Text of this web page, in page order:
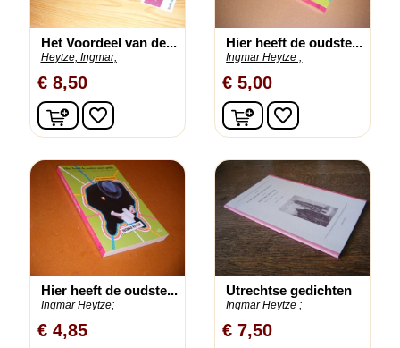
Het Voordeel van de...
Heytze, Ingmar;
€ 8,50
In winkelwagen
favorite_border
Hier heeft de oudste...
Ingmar Heytze ;
€ 5,00
In winkelwagen
favorite_border
Hier heeft de oudste...
Ingmar Heytze;
€ 4,85
Utrechtse gedichten
Ingmar Heytze ;
€ 7,50